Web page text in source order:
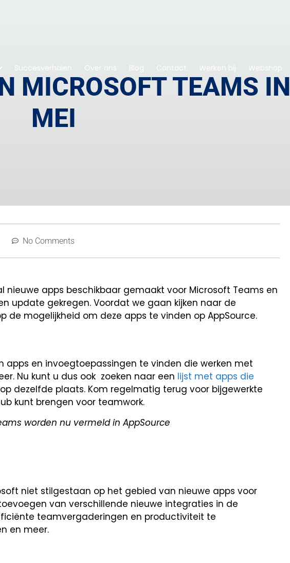
Succesverhalen Over ons Blog Contact Werken bij Webshop
MICROSOFT TEAMS IN
MEI
No Comments
nieuwe apps beschikbaar gemaakt voor Microsoft Teams en
update gekregen. Voordat we gaan kijken naar de
de mogelijkheid om deze apps te vinden op AppSource.
apps en invoegtoepassingen te vinden die werken met
Nu kunt u dus ook zoeken naar een lijst met apps die
op dezelfde plaats. Kom regelmatig terug voor bijgewerkte
kunt brengen voor teamwork.
worden nu vermeld in AppSource
niet stilgestaan op het gebied van nieuwe apps voor
van verschillende nieuwe integraties in de
teamvergaderingen en productiviteit te
en meer.